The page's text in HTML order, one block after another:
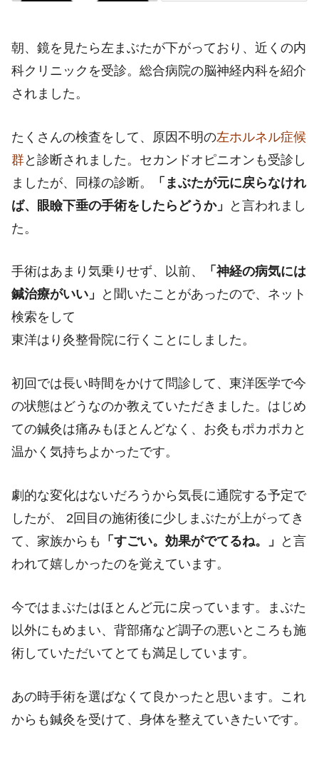
朝、鏡を見たら左まぶたが下がっており、近くの内
科クリニックを受診。総合病院の脳神経内科を紹介
されました。
たくさんの検査をして、原因不明の左ホルネル症候
群と診断されました。セカンドオピニオンも受診し
ましたが、同様の診断。
「まぶたが元に戻らなけれ
ば、眼瞼下垂の手術をしたらどうか」
と言われまし
た。
手術はあまり気乗りせず、以前、
「神経の病気には
鍼治療がいい」
と聞いたことがあったので、ネット
検索をして
東洋はり灸整骨院に行くことにしました。
初回では長い時間をかけて問診して、東洋医学で今
の状態はどうなのか教えていただきました。はじめ
ての鍼灸は痛みもほとんどなく、お灸もポカポカと
温かく気持ちよかったです。
劇的な変化はないだろうから気長に通院する予定で
したが、 2回目の施術後に少しまぶたが上がってき
て、家族からも
「すごい。効果がでてるね。」
と言
われて嬉しかったのを覚えています。
今ではまぶたはほとんど元に戻っています。まぶた
以外にもめまい、背部痛など調子の悪いところも施
術していただいてとても満足しています。
あの時手術を選ばなくて良かったと思います。これ
からも鍼灸を受けて、身体を整えていきたいです。